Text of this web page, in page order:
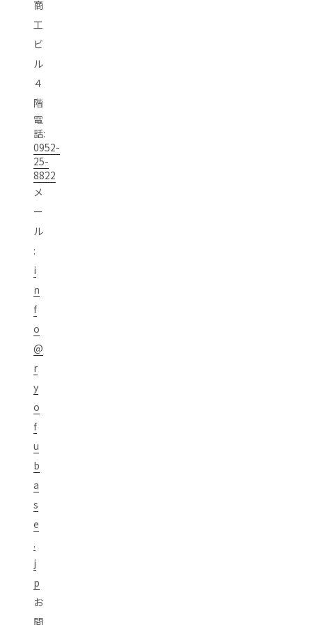
商
工
ビ
ル
４
階
電
話:
0952-
25-
8822
メ
ー
ル
:
i
n
f
o
@
r
y
o
f
u
b
a
s
e
.
j
p
お
問